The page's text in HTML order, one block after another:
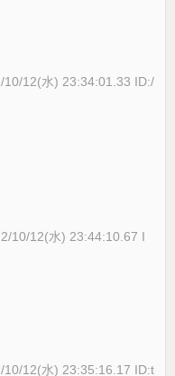
10/12(水) 23:34:01.33 ID:/
10/12(水) 23:44:10.67 I
10/12(水) 23:35:16.17 ID:t